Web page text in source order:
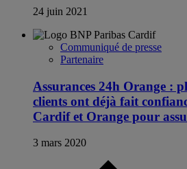
24 juin 2021
Communiqué de presse
Partenaire
Assurances 24h Orange :
clients ont déjà fait
Cardif et Orange pour
3 mars 2020